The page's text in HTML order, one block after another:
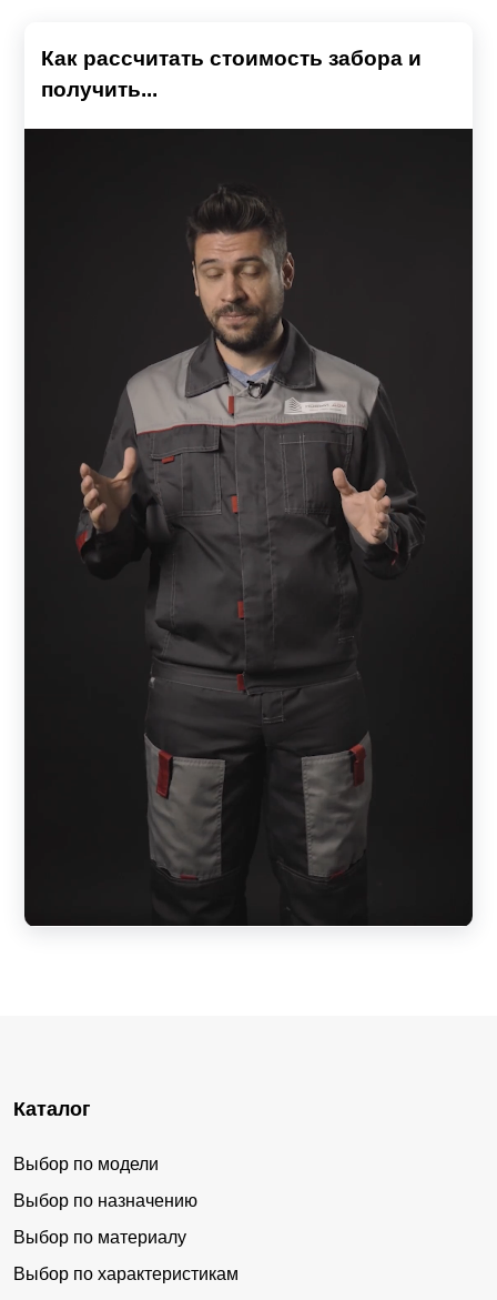
Как рассчитать стоимость забора и
получить...
Каталог
Выбор по модели
Выбор по назначению
Выбор по материалу
Выбор по характеристикам